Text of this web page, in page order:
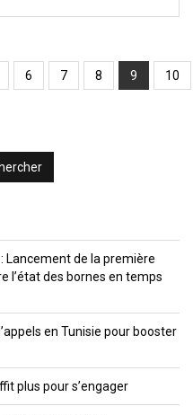
6 7 8 9 10
Lancement de la première
l’état des bornes en temps
en Tunisie pour booster
plus pour s’engager